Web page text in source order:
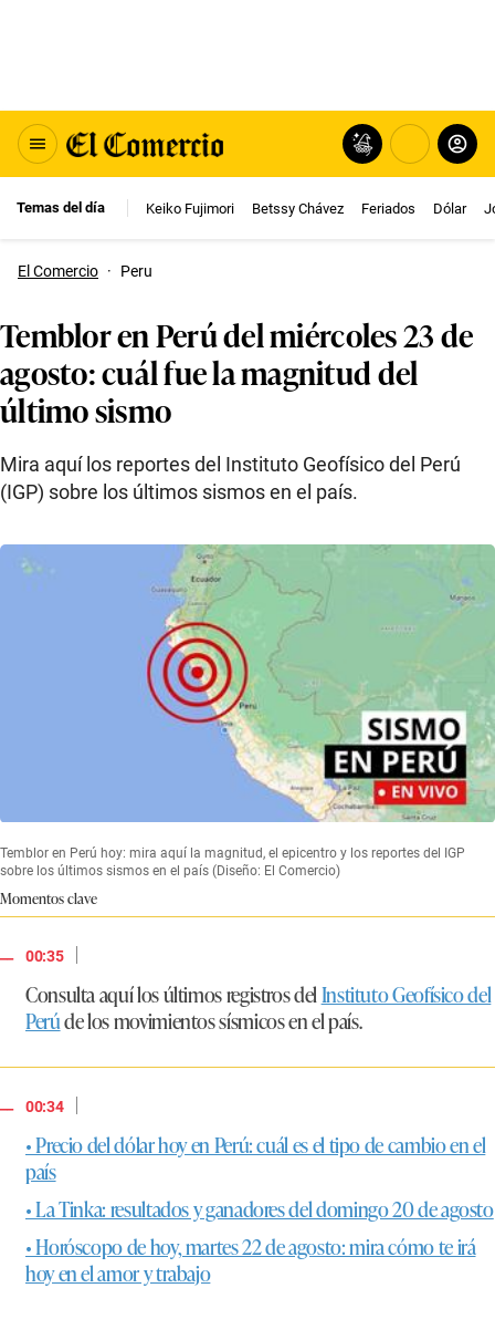
Temas del día Keiko Fujimori Betssy Chávez Feriados Dólar
El Comercio · Peru
Temblor en Perú del miércoles 23 de
agosto: cuál fue la magnitud del
último sismo
Mira aquí los reportes del Instituto Geofísico del Perú
(IGP) sobre los últimos sismos en el país.
Temblor en Perú hoy: mira aquí la magnitud, el epicentro y los reportes del IGP
sobre los últimos sismos en el país (Diseño: El Comercio)
Momentos clave
00:35
|
Consulta aquí los últimos registros delInstituto Geofísico del
Perúde los movimientos sísmicos en el país.
00:34
|
• Precio del dólar hoy en Perú: cuál es el tipo de cambio en el
país
• La Tinka: resultados y ganadores del domingo 20 de agosto
• Horóscopo de hoy, martes 22 de agosto: mira cómo te irá
hoy en el amor y trabajo